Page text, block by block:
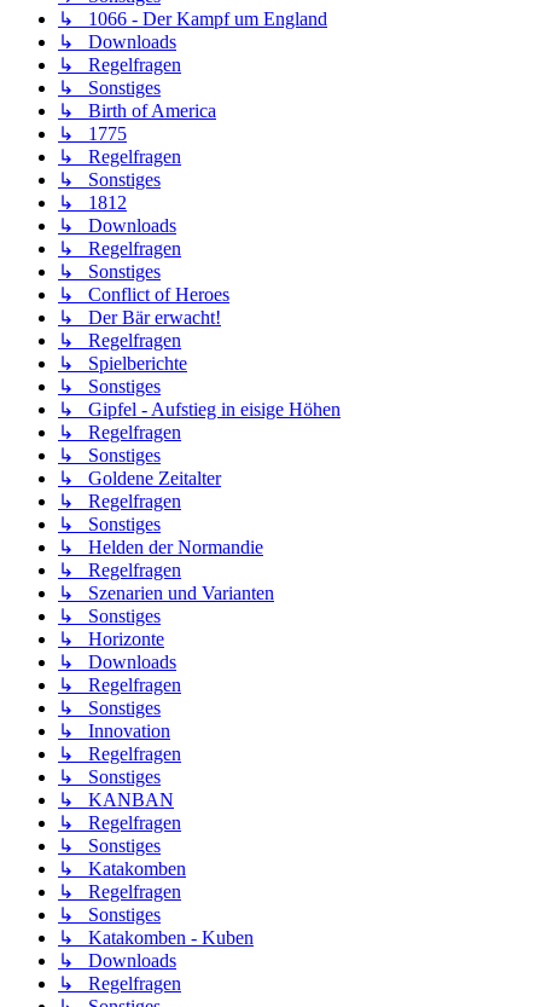
↳ 1066 - Der Kampf um England
↳ Downloads
↳ Regelfragen
↳ Sonstiges
↳ Birth of America
↳ 1775
↳ Regelfragen
↳ Sonstiges
↳ 1812
↳ Downloads
↳ Regelfragen
↳ Sonstiges
↳ Conflict of Heroes
↳ Der Bär erwacht!
↳ Regelfragen
↳ Spielberichte
↳ Sonstiges
↳ Gipfel - Aufstieg in eisige Höhen
↳ Regelfragen
↳ Sonstiges
↳ Goldene Zeitalter
↳ Regelfragen
↳ Sonstiges
↳ Helden der Normandie
↳ Regelfragen
↳ Szenarien und Varianten
↳ Sonstiges
↳ Horizonte
↳ Downloads
↳ Regelfragen
↳ Sonstiges
↳ Innovation
↳ Regelfragen
↳ Sonstiges
↳ KANBAN
↳ Regelfragen
↳ Sonstiges
↳ Katakomben
↳ Regelfragen
↳ Sonstiges
↳ Katakomben - Kuben
↳ Downloads
↳ Regelfragen